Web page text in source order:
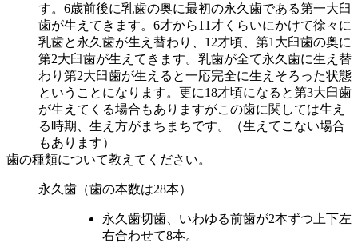
す。6歳前後に乳歯の奥に最初の永久歯である第一大臼
歯が生えてきます。6才から11才くらいにかけて徐々に
乳歯と永久歯が生え替わり、12才頃、第1大臼歯の奥に
第2大臼歯が生えてきます。乳歯が全て永久歯に生え替
わり第2大臼歯が生えると一応完全に生えそろった状態
ということになります。更に18才頃になると第3大臼歯
が生えてくる場合もありますがこの歯に関しては生え
る時期、生え方がまちまちです。（生えてこない場合
もあります）
歯の種類について教えてください。
永久歯（歯の本数は28本）
永久歯切歯、いわゆる前歯が2本ずつ上下左
右合わせて8本。